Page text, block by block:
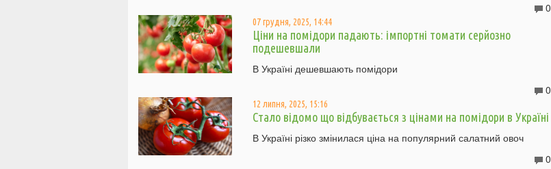
0
07 грудня, 2025, 14:44
Ціни на помідори падають: імпортні томати серйозно
подешевшали
В Україні дешевшають помідори
0
12 липня, 2025, 15:16
Стало відомо що відбувається з цінами на помідори в Україні
В Україні різко змінилася ціна на популярний салатний овоч
0